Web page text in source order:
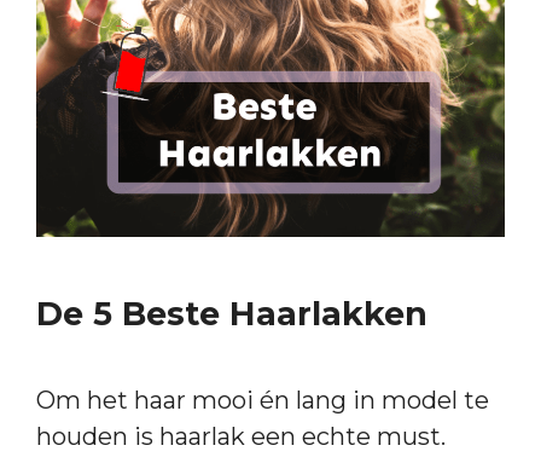
De 5 Beste Haarlakken
Om het haar mooi én lang in model te
houden is haarlak een echte must.